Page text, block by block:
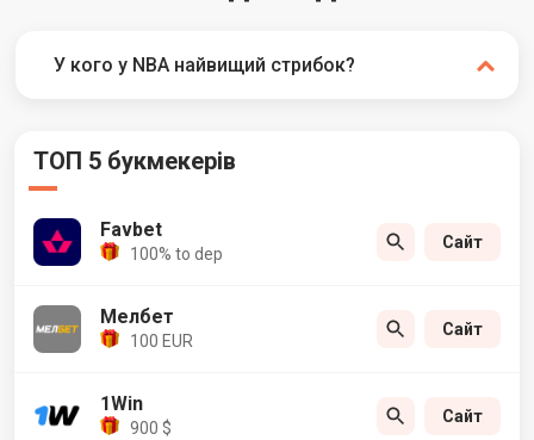
У кого у NBA найвищий стрибок?
ТОП 5 букмекерів
Favbet
100% to dep
Сайт
Мелбет
100 EUR
Сайт
1Win
900 $
Сайт